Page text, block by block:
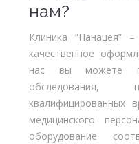
нам?
Клиника “Панацея”
качественное
нас вы можете
обследования,
квалифицированных
медицинского
оборудование